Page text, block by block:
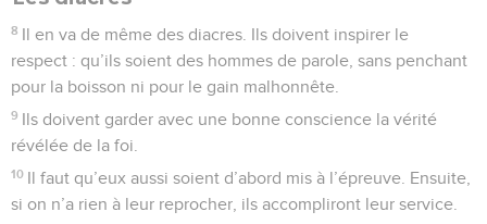
8 Il en va de même des diacres. Ils doivent inspirer le
respect : qu’ils soient des hommes de parole, sans penchant
pour la boisson ni pour le gain malhonnête.
9 Ils doivent garder avec une bonne conscience la vérité
révélée de la foi.
10 Il faut qu’eux aussi soient d’abord mis à l’épreuve. Ensuite,
si on n’a rien à leur reprocher, ils accompliront leur service.